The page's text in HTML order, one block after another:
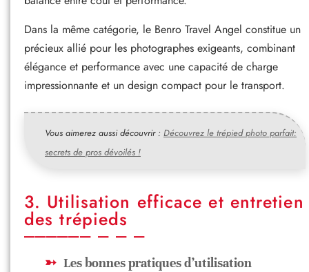
Dans la même catégorie, le Benro Travel Angel constitue un
précieux allié pour les photographes exigeants, combinant
élégance et performance avec une capacité de charge
impressionnante et un design compact pour le transport.
Vous aimerez aussi découvrir : Découvrez le trépied photo parfait:
secrets de pros dévoilés !
3. Utilisation efficace et entretien
des trépieds
Les bonnes pratiques d’utilisation